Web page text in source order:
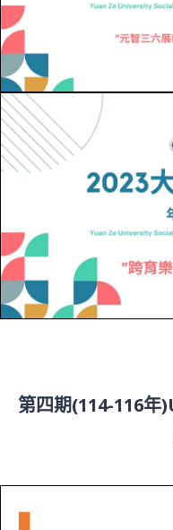
第四期(114-116年